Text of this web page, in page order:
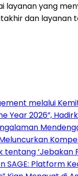
layanan yang
dan layanan
melalui
Year 2026”,
tentang ‘Jebakan
Platform